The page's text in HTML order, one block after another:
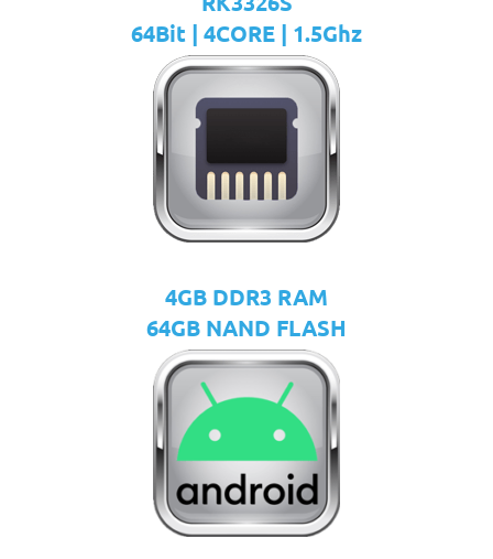
64Bit | 4CORE | 1.5Ghz
4GB DDR3 RAM
64GB NAND FLASH